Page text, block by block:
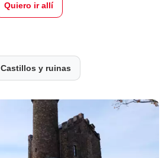
Quiero ir allí
Castillos y ruinas